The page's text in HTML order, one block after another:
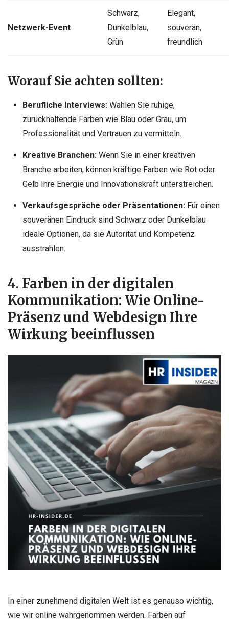
Netzwerk-Event
Schwarz,
Dunkelblau,
Grün
Elegant,
souverän,
freundlich
Worauf Sie achten sollten:
Berufliche Interviews:Wählen Sie ruhige,
zurückhaltende Farben wie Blau oder Grau, um
Professionalität und Vertrauen zu vermitteln.
Kreative Branchen:Wenn Sie in einer kreativen
Branche arbeiten, können kräftige Farben wie Rot oder
Gelb Ihre Energie und Innovationskraft unterstreichen.
Verkaufsgespräche oder Präsentationen:Für einen
souveränen Eindruck sind Schwarz oder Dunkelblau
ideale Optionen, da sie Autorität und Kompetenz
ausstrahlen.
4. Farben in der digitalen
Kommunikation: Wie Online-
Präsenz und Webdesign Ihre
Wirkung beeinflussen
In einer zunehmend digitalen Welt ist es genauso wichtig,
wie wir online wahrgenommen werden. Farben auf